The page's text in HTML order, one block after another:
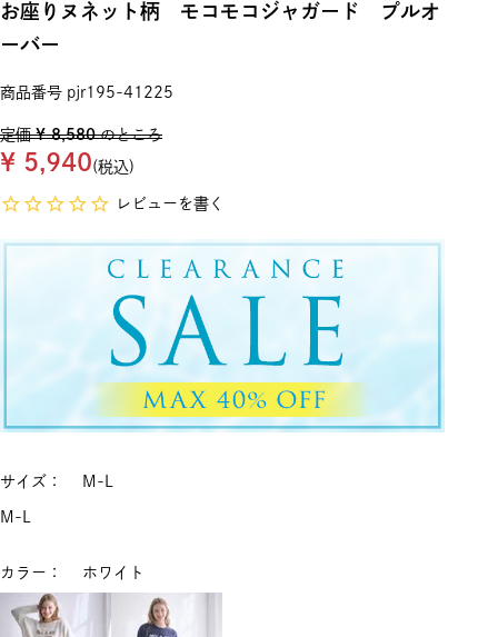
お座りヌネット柄 モコモコジャガード プルオ
ーバー
商品番号 pjr195-41225
定価 ¥ 8,580 のところ
¥ 5,940 税込
レビューを書く
サイズ M-L
M-L
カラー ホワイト